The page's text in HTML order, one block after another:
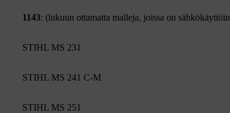
1143: (lukuun ottamatta malleja, joissa on
STIHL MS 231
STIHL MS 241 C-M
STIHL MS 251